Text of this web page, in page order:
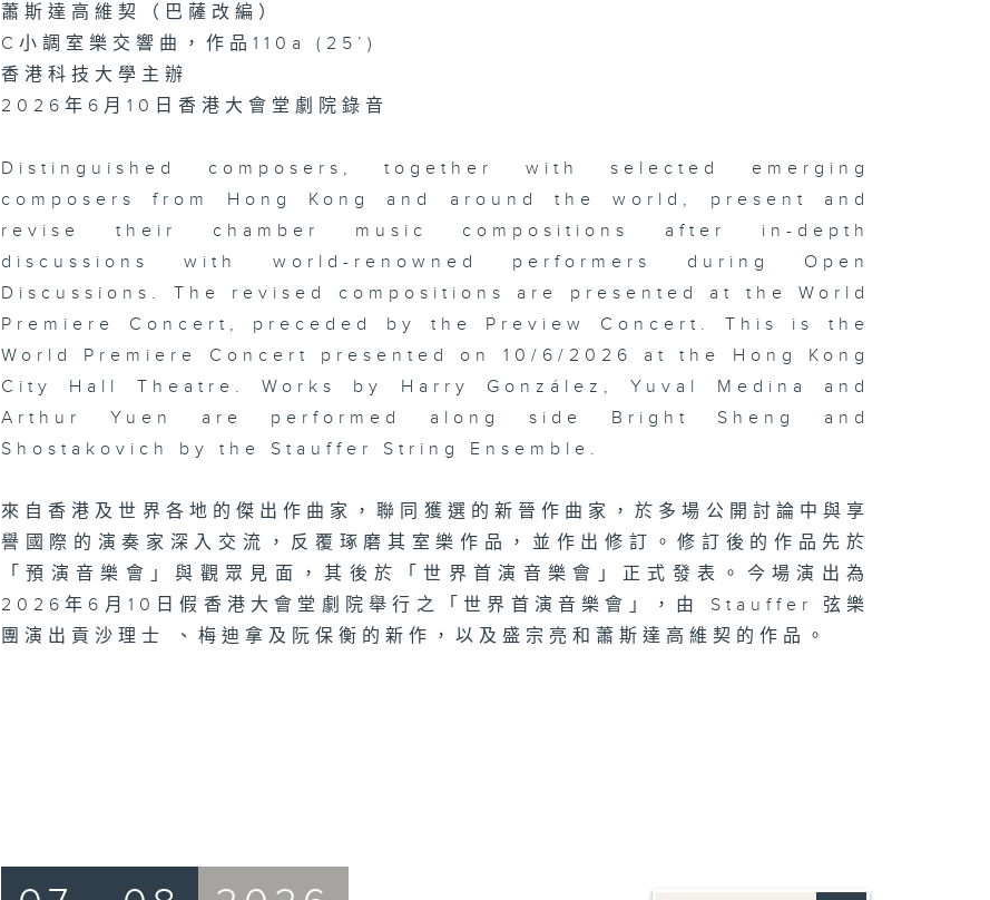
蕭斯達高維契（巴薩改編）
C小調室樂交響曲，作品110a (25’)
香港科技大學主辦
2026年6月10日香港大會堂劇院錄音
Distinguished composers, together with selected emerging
composers from Hong Kong and around the world, present and
revise their chamber music compositions after in-depth
discussions with world-renowned performers during Open
Discussions. The revised compositions are presented at the World
Premiere Concert, preceded by the Preview Concert. This is the
World Premiere Concert presented on 10/6/2026 at the Hong Kong
City Hall Theatre. Works by Harry González, Yuval Medina and
Arthur Yuen are performed along side Bright Sheng and
Shostakovich by the Stauffer String Ensemble.
來自香港及世界各地的傑出作曲家，聯同獲選的新晉作曲家，於多場公開討論中與享
譽國際的演奏家深入交流，反覆琢磨其室樂作品，並作出修訂。修訂後的作品先於
「預演音樂會」與觀眾見面，其後於「世界首演音樂會」正式發表。今場演出為
2026年6月10日假香港大會堂劇院舉行之「世界首演音樂會」，由 Stauffer 弦樂
團演出貢沙理士 、梅迪拿及阮保衡的新作，以及盛宗亮和蕭斯達高維契的作品。